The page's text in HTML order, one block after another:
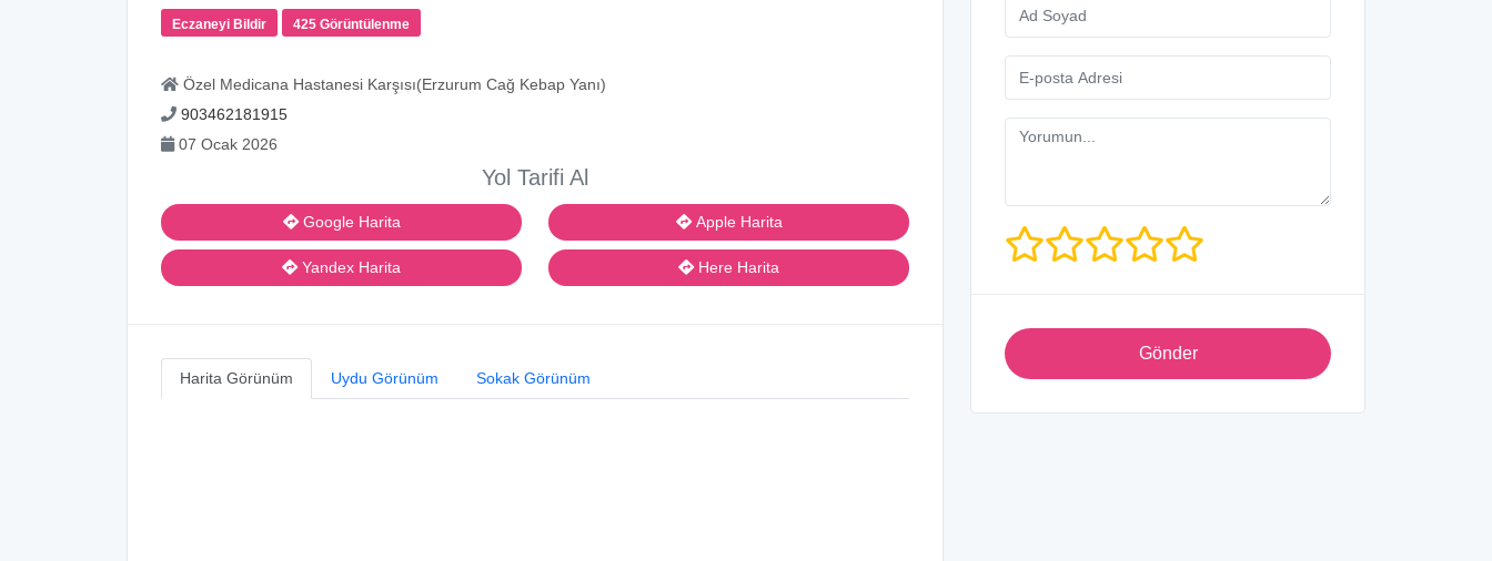
Eczaneyi Bildir 425 Görüntülenme
Özel Medicana Hastanesi Karşısı(Erzurum Cağ Kebap Yanı)
903462181915
07 Ocak 2026
Yol Tarifi Al
Google Harita
Yandex Harita
Apple Harita
Here Harita
Harita Görünüm Uydu Görünüm Sokak Görünüm
Gönder